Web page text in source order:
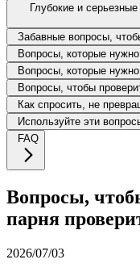
Глубокие и
Забавные вопросы,
Вопросы, которые
Вопросы, которые
Вопросы, чтобы
Как спросить, не
Используйте эти
FAQ
Вопросы,
парня
2026/07/03